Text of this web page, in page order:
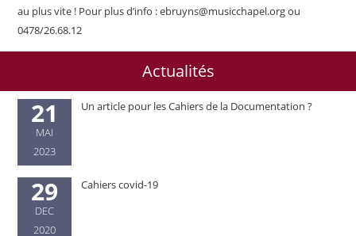
au plus vite ! Pour plus d’info : ebruyns@musicchapel.org ou
0478/26.68.12
Actualités
21
MAI
2023
Un article pour les Cahiers de la Documentation ?
29
DEC
2020
Cahiers covid-19